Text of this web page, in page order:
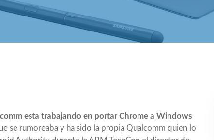
esta trabajando en portar Chrome a Windows
se rumoreaba y ha sido la propia Qualcomm quien lo